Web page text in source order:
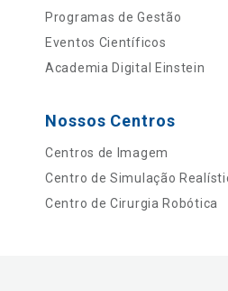
Programas de Gestão
Eventos Científicos
Academia Digital Einstein
Nossos Centros
Centros de Imagem
Centro de Simulação
Centro de Cirurgia Robótica